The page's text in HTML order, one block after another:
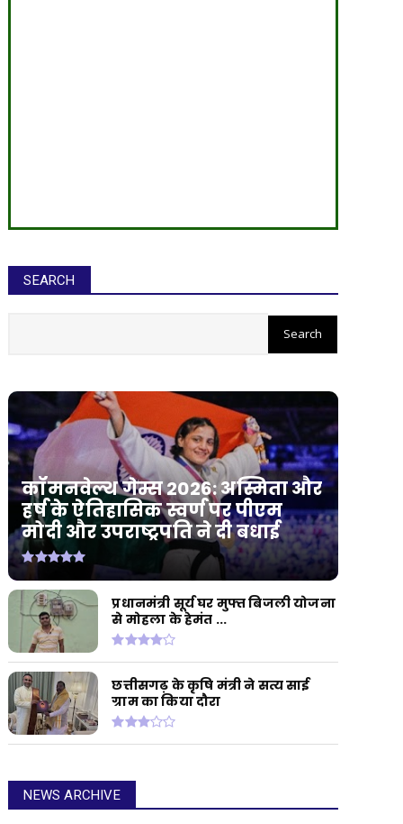
SEARCH
कॉमनवेल्थ गेम्स 2026: अस्मिता और
हर्ष के ऐतिहासिक स्वर्ण पर पीएम
मोदी और उपराष्ट्रपति ने दी बधाई
प्रधानमंत्री सूर्य घर मुफ्त बिजली योजना
से मोहला के हेमंत ...
छत्तीसगढ़ के कृषि मंत्री ने सत्य साई
ग्राम का किया दौरा
NEWS ARCHIVE